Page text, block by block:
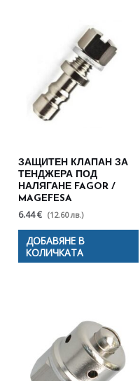
ЗАЩИТЕН КЛАПАН ЗА
ТЕНДЖЕРА ПОД
НАЛЯГАНЕ FAGOR /
MAGEFESA
6.44 € (12.60 лв.)
ДОБАВЯНЕ В
КОЛИЧКАТА